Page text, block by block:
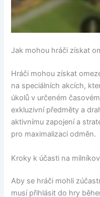
Jak mohou hráči získat
Hráči mohou získat
na speciálních akcích,
úkolů v určeném
exkluzivní předměty a
aktivnímu zapojení a
pro maximalizaci odměn.
Kroky k účasti na
Aby se hráči mohli
musí přihlásit do hry